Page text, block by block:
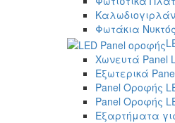
Φωτάκια Νυκτός
Χωνευτά Panel
Εξωτερικά
Panel Οροφής
Panel Οροφής
Εξαρτήματα